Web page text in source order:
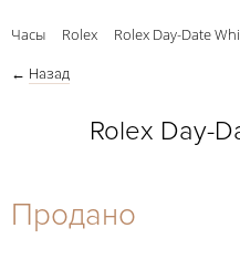
27-44
Часы Rolex Rolex Day-Date
← Назад
Rolex Day-
Продано